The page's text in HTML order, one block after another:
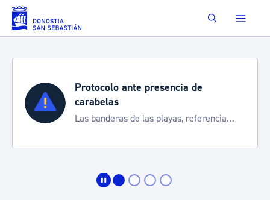
Saltar al contenido principal Buscar
Protocolo ante presencia de
carabelas
Las banderas de las playas, referencia